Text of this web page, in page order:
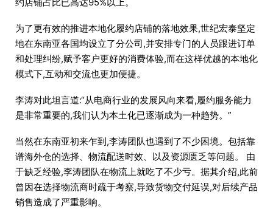
为了更有效的推进本地化履约店铺的落地效果,世纪宏泰坚定
地在东南亚各国均设立了分公司,并安排专门的人员跟进订单
和处理纠纷,赋予客户更好的消费体验,而在这样优越的本地化
模式下,互动和交流也更加便捷。
李涛对此坦言道:“从电商行业的发展风向来看,履约服务能力
是非常重要的,我们认为本土化已逐渐成为一种趋势。”
当然在东南亚初来乍到,李涛团队也遇到了不少困境。包括靠
谱海外仓的选择、物流配送时效、以及资源匮乏等问题。 由
于缺乏经验,李涛团队在物流上就吃了不少亏。据其介绍,此前
曾因在选择物流商时疏于考察,导致货物交付延误,对后续产品
销售造成了严重影响。